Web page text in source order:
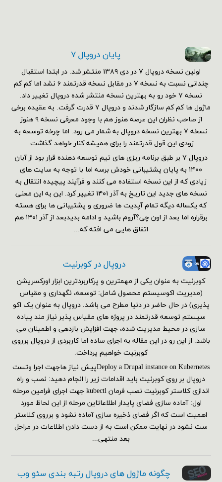
پایان دروپال ۷
اولین نسخه دروپال ۷ در دی ۱۳۸۹ منتشر شد. در ابتدا استقبال
چندانی نسبت به نسخه ۷ در مقابل نسخه قدرتمند ۶ نشد اما کم کم
نسخه ۷ خود رو به بهترین نسخه منتشر شده دروپال تغییر داد.
ماژول ها کم کم سازگار شدند و دروپال ۷ قدرت گرفت. به عقیده برخی
از صاحب نظران این عرصه هنوز هم با وجود معرفی نسخه ۹ هنوز
نسخه ۷ بهترین نسخه دروپال به شمار می رود. اما چرخه توسعه به
زودی این قول قدرتمند را برای همیشه کنار خواهد گذاشت.
دروپال ۷ بر طبق برنامه ریزی های تیم توسعه دهنده قرار بود از آبان
۱۴۰۰ به پایان پشتیبانی خودش برسه اما با توجه به سایت های
زیادی که از این نسخه استفاده می کنند و فرآیند پیچیده انتقال به
نسخه های جدید این تاریخ به آذر ۱۴۰۱ تغییر کرد. این به این معنی
که یکساله دیگه تمام آپدیت ها ضروری و پشتیبانی ها برای هسته
برقراره اما بعد از اون چی؟آروم باشید و ادامه بدیدبعد از آذر ۱۴۰۱ هم
اتفاق هایی می افته که...
دروپال در کوبرنیت
کوبرنیت به عنوان یکی از مهمترین و پرکاربردترین ابزار اورکسریشن
(مدیریت اکوسیستم محصول شامل: توسعه، نگهداری و مقیاس
پذیری) در حال حاضر در دنیا مطرح می باشد. دروپال به عنوان یک اکو
سیستم توسعه قدرتمند در پروژه های مقیاس پذیر نیاز مند پیاده
سازی در محیط مدیریت شده، جهت افزایش بازدهی و اطمینان می
باشد. از این رو در این مقاله به اجرای ساده اما کاربردی از دروپال برروی
کوبرنیت خواهیم پرداخت.
Deploy a Drupal instance on Kubernetesپیش نیاز هاجهت اجرا وتست
دروپال بر روی کوبرنیت باید اقدامات زیر را انجام دهید: نصب و راه
اندازی کلاستر کوبرنیت نصب فرمان kubectl جهت اجرای فرامین مرحله
اول: آماده سازی فضای پایدار اطلاعاتاین مرحله از این لحاظ مورد
اهمیت است که اگر فضای ذخیره سازی آماده نشود و برروی کلاستر
ست نشود در نهایت ممکن است به از دست دادن اطلاعات در مراحل
بعد منتهی...
چگونه ماژول های دروپال رتبه بندی سئو وب